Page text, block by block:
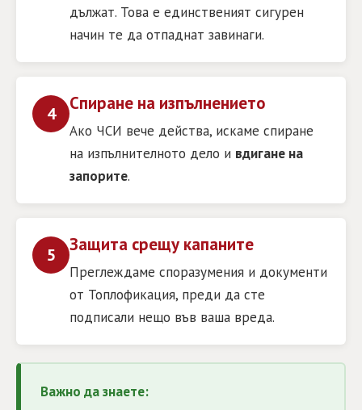
дължат. Това е единственият сигурен
начин те да отпаднат завинаги.
4 Спиране на изпълнението
Ако ЧСИ вече действа, искаме спиране
на изпълнителното дело и вдигане на
запорите.
5 Защита срещу капаните
Преглеждаме споразумения и документи
от Топлофикация, преди да сте
подписали нещо във ваша вреда.
Важно да знаете: